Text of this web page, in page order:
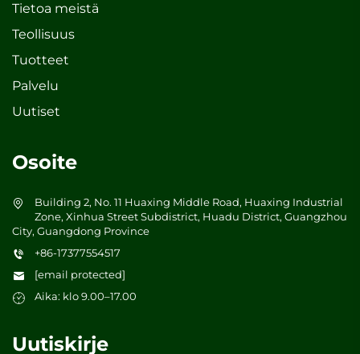
Tietoa meistä
Teollisuus
Tuotteet
Palvelu
Uutiset
Osoite
Building 2, No. 11 Huaxing Middle Road, Huaxing Industrial
Zone, Xinhua Street Subdistrict, Huadu District, Guangzhou
City, Guangdong Province
+86-17377554517
[email protected]
Aika: klo 9.00–17.00
Uutiskirje